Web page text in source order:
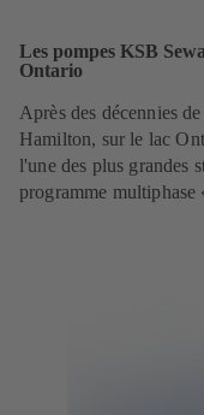
Les pompes KSB
Ontario
Après des décennies
Hamilton, sur le lac
l'une des plus grandes
programme